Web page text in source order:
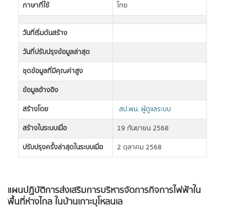
แผนปฏิบัติการส่งเสริมการบริหารจัดการกิจการไฟฟ้าใน
พื้นที่ห่างไกล ในบ้านเกาะบุโหลนเล
ภาษาที่ใช้
ไทย
วันที่เริ่มต้นสร้าง
วันที่ปรับปรุงข้อมูลล่าสุด
ชุดข้อมูลที่มีคุณค่าสูง
ข้อมูลอ้างอิง
สร้างโดย
สป.พน. ผู้ดูแลระบบ
สร้างในระบบเมื่อ
19 กันยายน 2568
ปรับปรุงครั้งล่าสุดในระบบเมื่อ
2 ตุลาคม 2568